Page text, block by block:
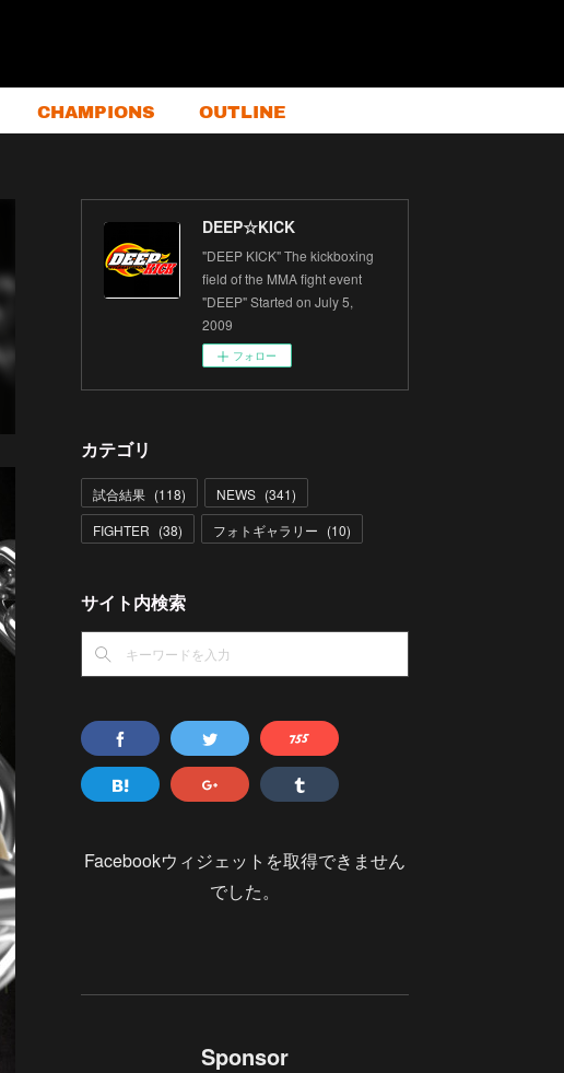
CHAMPIONS OUTLINE
DEEP☆KICK
"DEEP KICK" The kickboxing
field of the MMA fight event
"DEEP" Started on July 5,
2009
フォロー
カテゴリ
試合結果 (118) NEWS (341)
FIGHTER (38) フォトギャラリー (10)
サイト内検索
Facebookウィジェットを取得できません
でした。
Sponsor